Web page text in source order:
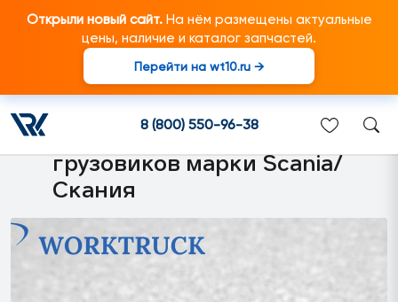
Открыли новый сайт.На нём размещены актуальные
цены, наличие и каталог запчастей.
Перейти на wt10.ru →
8 (800) 550-96-38
7420793040 Прижимная
планка впускного клапана
DXI Renault подходит для
грузовиков марки Scania/
Скания